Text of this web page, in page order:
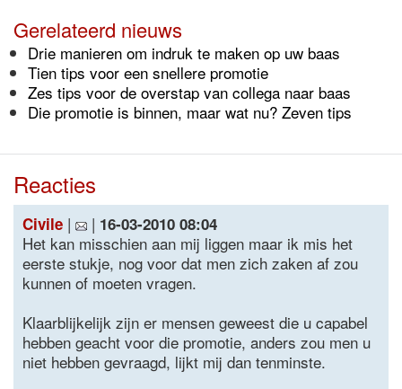
Gerelateerd nieuws
Drie manieren om indruk te maken op uw baas
Tien tips voor een snellere promotie
Zes tips voor de overstap van collega naar baas
Die promotie is binnen, maar wat nu? Zeven tips
Reacties
Civile | | 16-03-2010 08:04
Het kan misschien aan mij liggen maar ik mis het
eerste stukje, nog voor dat men zich zaken af zou
kunnen of moeten vragen.
Klaarblijkelijk zijn er mensen geweest die u capabel
hebben geacht voor die promotie, anders zou men u
niet hebben gevraagd, lijkt mij dan tenminste.